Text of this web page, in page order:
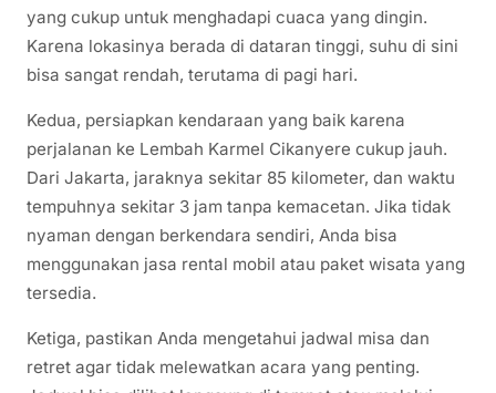
yang cukup untuk menghadapi cuaca yang dingin.
Karena lokasinya berada di dataran tinggi, suhu di sini
bisa sangat rendah, terutama di pagi hari.
Kedua, persiapkan kendaraan yang baik karena
perjalanan ke Lembah Karmel Cikanyere cukup jauh.
Dari Jakarta, jaraknya sekitar 85 kilometer, dan waktu
tempuhnya sekitar 3 jam tanpa kemacetan. Jika tidak
nyaman dengan berkendara sendiri, Anda bisa
menggunakan jasa rental mobil atau paket wisata yang
tersedia.
Ketiga, pastikan Anda mengetahui jadwal misa dan
retret agar tidak melewatkan acara yang penting.